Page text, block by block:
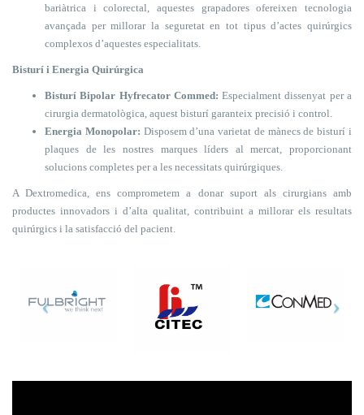
bariàtrica i colorectal, aquestes grapadores ofereixen tecnologia
avançada per millorar la seguretat en tot tipus d’actes quirúrgics
complexos d’aquestes especialitats.
Bisturí i Energia Quirúrgica
Bisturí Bipolar Hyfrecator Commed: Especialment dissenyat per a
cirurgia dermatològica, aquest bisturí garanteix precisió i control.
Energia Monopolar: Disposem d’una varietat de mànecs de bisturí i
plaques de les nostres marques líders al mercat, proporcionant
solucions completes per a les necessitats quirúrgiques.
A Dextromedica, ens comprometem a donar suport als cirurgians amb
productes innovadors i d’alta qualitat, contribuint a millorar els resultats
quirúrgics i la satisfacció del pacient.